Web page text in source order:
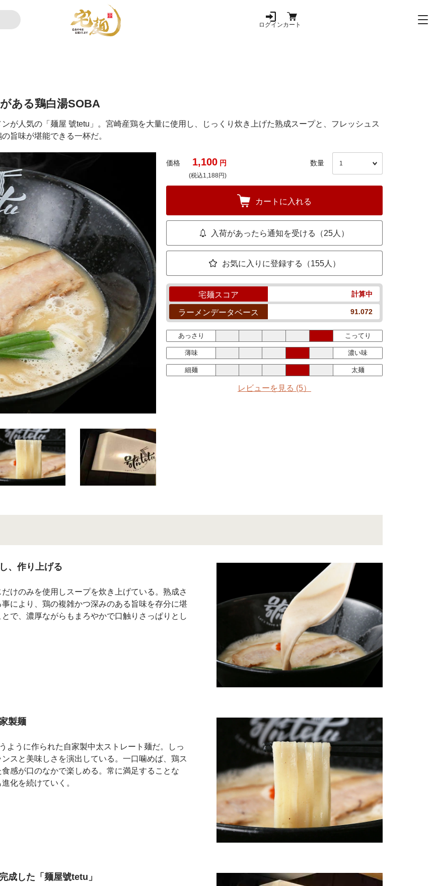
ログインカート
ある鶏白湯SOBA
が人気の「麺屋 號tetu」。宮崎産鶏を大量に使用し、じっくり炊き上げた熟成スープと、フレッシュス
旨味が堪能できる一杯だ。
価格 1,100 円
(税込1,188円)
数量
カートに入れる
入荷があったら通知を受ける（25人）
お気に入りに登録する（155人）
宅麺スコア 計算中
ラーメンデータベース 91.072
あっさり こってり
薄味 濃い味
細麺 太麺
レビューを見る (5）
、作り上げる
けのみを使用しスープを炊き上げている。熟成さ
により、鶏の複雑かつ深みのある旨味を存分に堪
で、濃厚ながらもまろやかで口触りさっぱりとし
製麺
ように作られた自家製中太ストレート麺だ。しっ
スと美味しさを演出している。一口噛めば、鶏ス
感が口のなかで楽しめる。常に満足することな
化を続けていく。
成した「麺屋號tetu」